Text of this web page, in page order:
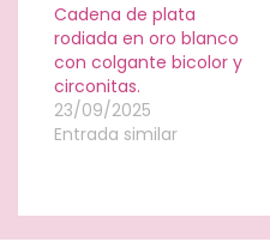
Cadena de plata
rodiada en oro blanco
con colgante bicolor y
circonitas.
23/09/2025
Entrada similar